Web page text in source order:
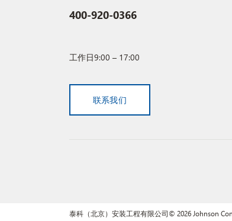
400-920-0366
工作日9:00 – 17:00
联系我们
泰科（北京）安装工程有限公司© 2026 Johnson